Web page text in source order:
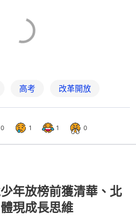
高考 改革開放
0 1 1 0
年放榜前獲清華、北
現成長思維